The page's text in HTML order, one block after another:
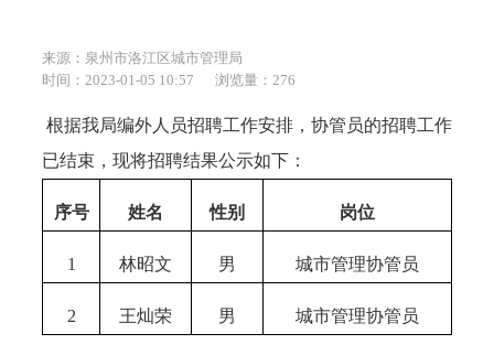
来源：泉州市洛江区城市管理局
时间：2023-01-05 10:57
浏览量： 276
根据我局编外人员招聘工作安排，协管员的招聘工作
已结束，现将招聘结果公示如下：
序号 姓名 性别 岗位
1 林昭文 男 城市管理协管员
2 王灿荣 男 城市管理协管员